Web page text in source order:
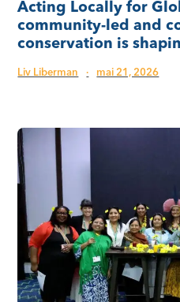
Acting Locally for
community-led and
conservation is
Liv Liberman · mai 21, 2026